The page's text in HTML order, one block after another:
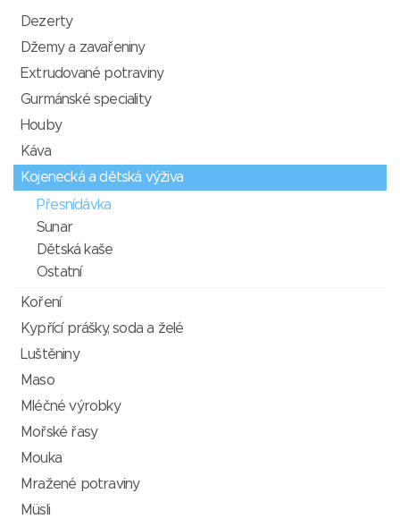
Dezerty
Džemy a zavařeniny
Extrudované potraviny
Gurmánské speciality
Houby
Káva
Kojenecká a dětská výživa
Přesnídávka
Sunar
Dětská kaše
Ostatní
Koření
Kypřící prášky, soda a želé
Luštěniny
Maso
Mléčné výrobky
Mořské řasy
Mouka
Mražené potraviny
Müsli